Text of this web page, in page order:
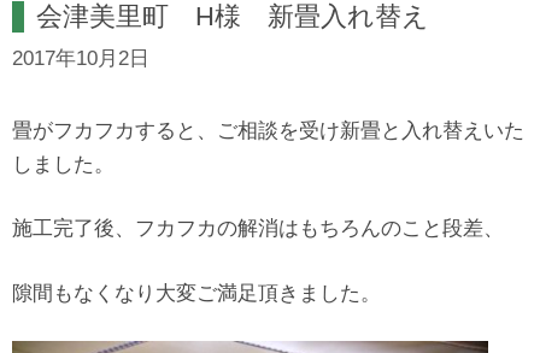
会津美里町 H様 新畳入れ替え
2017年10月2日
畳がフカフカすると、ご相談を受け新畳と入れ替えいた
しました。
施工完了後、フカフカの解消はもちろんのこと段差、
隙間もなくなり大変ご満足頂きました。